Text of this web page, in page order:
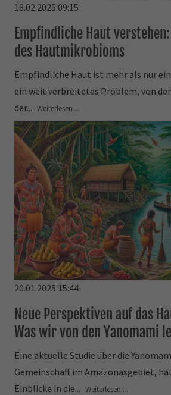
18.02.2025 09:15
Empfindliche Haut
des Hautmikrobioms
Empfindliche Haut ist mehr als nur
ein weit verbreitetes Problem, von
der... Weiterlesen ...
20.01.2025 15:44
Neue Perspektiven auf das
Was wir von den Yanomami
Eine aktuelle Studie über die
Gemeinschaft im Amazonasgebiet,
Einblicke in die... Weiterlesen ...